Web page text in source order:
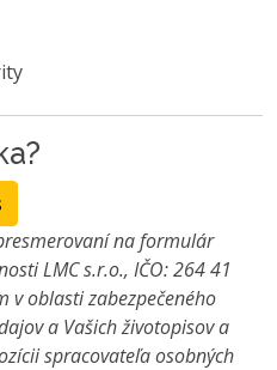
na formulár
LMC s.r.o., IČO: 264 41
v oblasti zabezpečeného
a Vašich životopisov a
spracovateľa osobných